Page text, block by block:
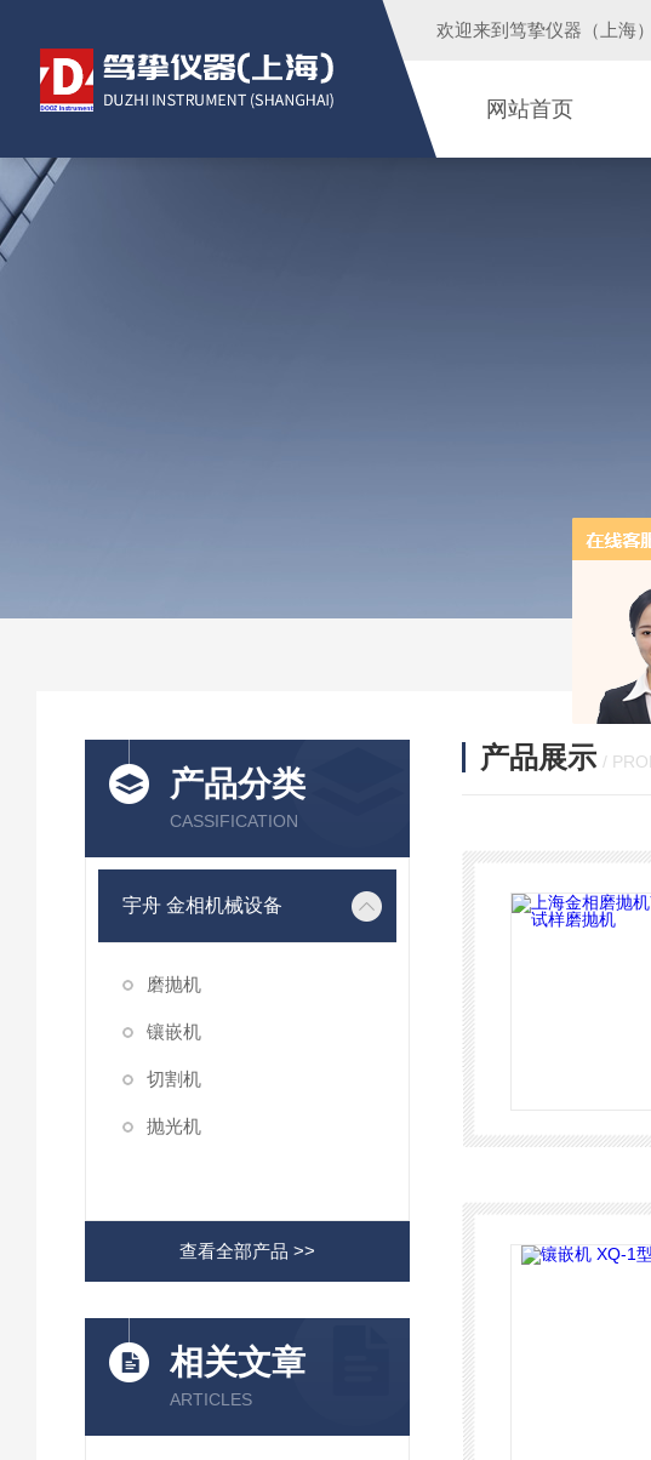
欢迎来到 笃挚仪器（上海
网站首页
产品分类
CASSIFICATION
宇舟 金相机械设备
磨抛机
镶嵌机
切割机
抛光机
查看全部产品 >>
相关文章
ARTICLES
产品展示 /